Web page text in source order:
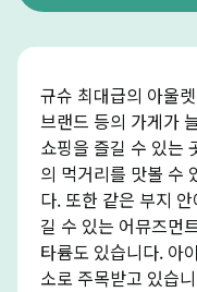
규슈 최대급의 아울
브랜드 등의 가게가
쇼핑을 즐길 수 있는
의 먹거리를 맛볼 수
다. 또한 같은 부지
길 수 있는 어뮤즈먼
타륨도 있습니다. 아
소로 주목받고 있습